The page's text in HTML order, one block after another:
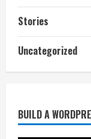
Stories
Uncategorized
BUILD A